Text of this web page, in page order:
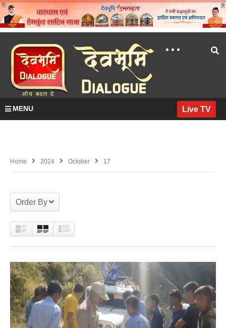
MENU Live TV
Home 2024 October 17
Order By